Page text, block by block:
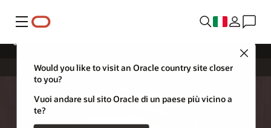
Menu
Would you like to visit an Oracle country site closer
to you?
Vuoi andare sul sito Oracle di un paese più vicino a
te?
Servizio cloud - Infrastruttura Oracle Cloud